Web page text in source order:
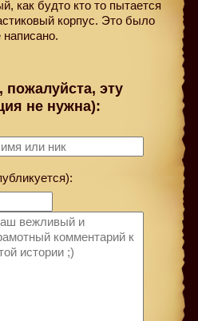
как будто кто то пытается
корпус. Это было
эту
не нужна):